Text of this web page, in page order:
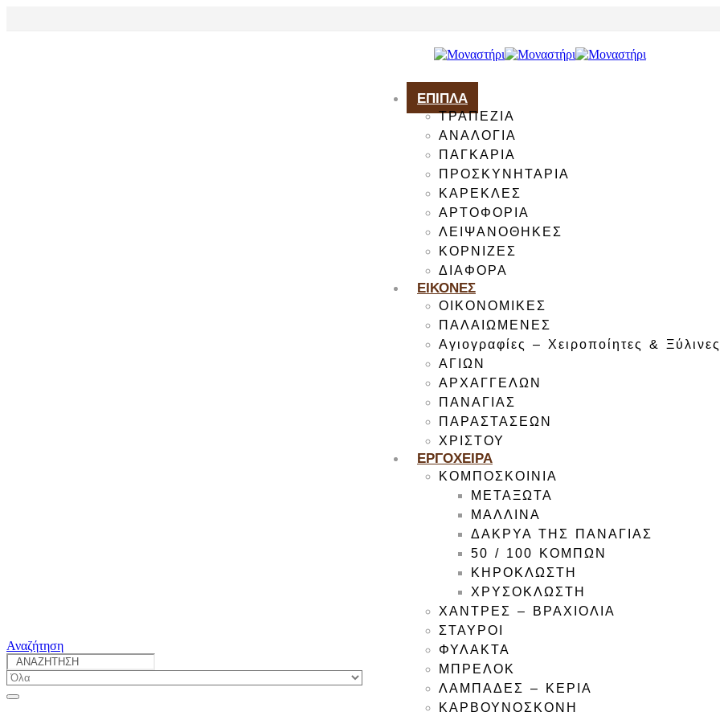
Αναζήτηση
ΕΠΙΠΛΑ
ΤΡΑΠΕΖΙΑ
ΑΝΑΛΟΓΙΑ
ΠΑΓΚΑΡΙΑ
ΠΡΟΣΚΥΝΗΤΑΡΙΑ
ΚΑΡΕΚΛΕΣ
ΑΡΤΟΦΟΡΙΑ
ΛΕΙΨΑΝΟΘΗΚΕΣ
ΚΟΡΝΙΖΕΣ
ΔΙΑΦΟΡΑ
ΕΙΚΟΝΕΣ
ΟΙΚΟΝΟΜΙΚΕΣ
ΠΑΛΑΙΩΜΕΝΕΣ
Αγιογραφίες – Χειροποίητες & Ξύλινες
ΑΓΙΩΝ
ΑΡΧΑΓΓΕΛΩΝ
ΠΑΝΑΓΙΑΣ
ΠΑΡΑΣΤΑΣΕΩΝ
ΧΡΙΣΤΟΥ
ΕΡΓΟΧΕΙΡΑ
ΚΟΜΠΟΣΚΟΙΝΙΑ
ΜΕΤΑΞΩΤΑ
ΜΑΛΛΙΝΑ
ΔΑΚΡΥΑ ΤΗΣ ΠΑΝΑΓΙΑΣ
50 / 100 ΚΟΜΠΩΝ
ΚΗΡΟΚΛΩΣΤΗ
ΧΡΥΣΟΚΛΩΣΤΗ
ΧΑΝΤΡΕΣ – ΒΡΑΧΙΟΛΙΑ
ΣΤΑΥΡΟΙ
ΦΥΛΑΚΤΑ
ΜΠΡΕΛΟΚ
ΛΑΜΠΑΔΕΣ – ΚΕΡΙΑ
ΚΑΡΒΟΥΝΟΣΚΟΝΗ